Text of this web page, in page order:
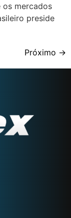
os mercados
preside
Próximo →